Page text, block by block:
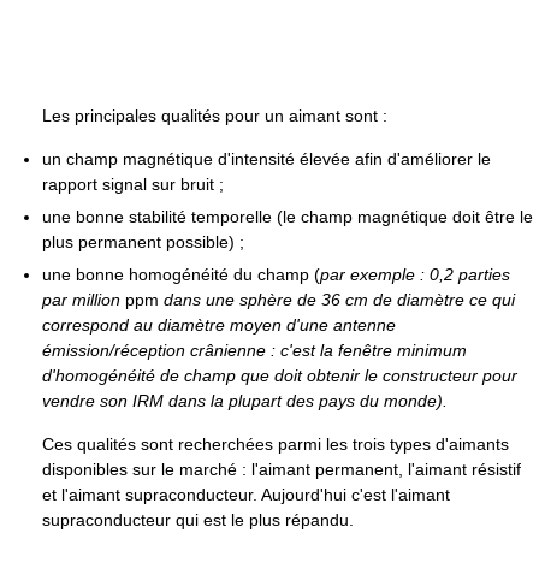
Les principales qualités pour un aimant sont :
un champ magnétique d'intensité élevée afin d'améliorer le
rapport signal sur bruit ;
une bonne stabilité temporelle (le champ magnétique doit être le
plus permanent possible) ;
une bonne homogénéité du champ (par exemple : 0,2 parties
par million ppm dans une sphère de 36 cm de diamètre ce qui
correspond au diamètre moyen d'une antenne
émission/réception crânienne : c'est la fenêtre minimum
d'homogénéité de champ que doit obtenir le constructeur pour
vendre son IRM dans la plupart des pays du monde).
Ces qualités sont recherchées parmi les trois types d'aimants
disponibles sur le marché : l'aimant permanent, l'aimant résistif
et l'aimant supraconducteur. Aujourd'hui c'est l'aimant
supraconducteur qui est le plus répandu.